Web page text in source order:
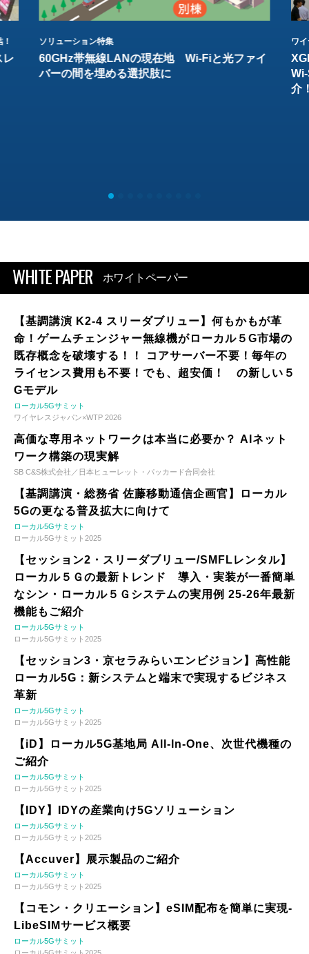
レ
ソリューション特集
60GHz帯無線LANの現在地 Wi-Fiと光ファイ
バーの間を埋める選択肢に
ワ
介
WHITE PAPER ホワイトペーパー
【基調講演 K2-4 スリーダブリュー】何もかもが革
命！ゲームチェンジャー無線機がローカル５G市場の
既存概念を破壊する！！ コアサーバー不要！毎年の
ライセンス費用も不要！でも、超安価！ の新しい５
Gモデル
ローカル5Gサミット
ワイヤレスジャパン×WTP 2026
高価な専用ネットワークは本当に必要か？ AIネット
ワーク構築の現実解
SB C&S株式会社／日本ヒューレット・パッカード合同会社
【基調講演・総務省 佐藤移動通信企画官】ローカル
5Gの更なる普及拡大に向けて
ローカル5Gサミット
ローカル5Gサミット2025
【セッション2・スリーダブリュー/SMFLレンタル】
ローカル５Ｇの最新トレンド 導入・実装が一番簡単
なシン・ローカル５Ｇシステムの実用例 25-26年最新
機能もご紹介
ローカル5Gサミット
ローカル5Gサミット2025
【セッション3・京セラみらいエンビジョン】高性能
ローカル5G：新システムと端末で実現するビジネス
革新
ローカル5Gサミット
ローカル5Gサミット2025
【iD】ローカル5G基地局 All-In-One、次世代機種の
ご紹介
ローカル5Gサミット
ローカル5Gサミット2025
【IDY】IDYの産業向け5Gソリューション
ローカル5Gサミット
ローカル5Gサミット2025
【Accuver】展示製品のご紹介
ローカル5Gサミット
ローカル5Gサミット2025
【コモン・クリエーション】eSIM配布を簡単に実現-
LibeSIMサービス概要
ローカル5Gサミット